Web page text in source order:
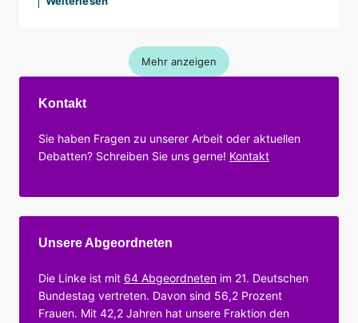
Mehr anzeigen
Kontakt
Sie haben Fragen zu unserer Arbeit oder aktuellen
Debatten? Schreiben Sie uns gerne! Kontakt
Unsere Abgeordneten
Die Linke ist mit 64 Abgeordneten im 21. Deutschen
Bundestag vertreten. Davon sind 56,2 Prozent
Frauen. Mit 42,2 Jahren hat unsere Fraktion den